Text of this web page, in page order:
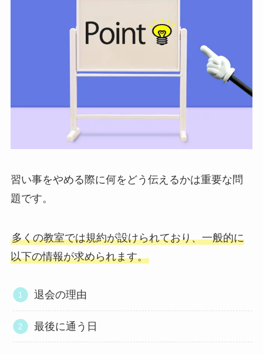
習い事をやめる際に何をどう伝えるかは重要な問
題です。
多くの教室では規約が設けられており、一般的に
以下の情報が求められます。
退会の理由
最後に通う日